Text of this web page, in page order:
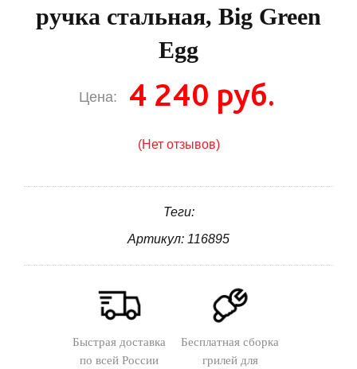
ручка стальная, Big Green
Egg
Цена: 4 240 руб.
(Нет отзывов)
Теги:
Артикул: 116895
Быстрая доставка
по всей России
Бесплатная сборка
грилей для